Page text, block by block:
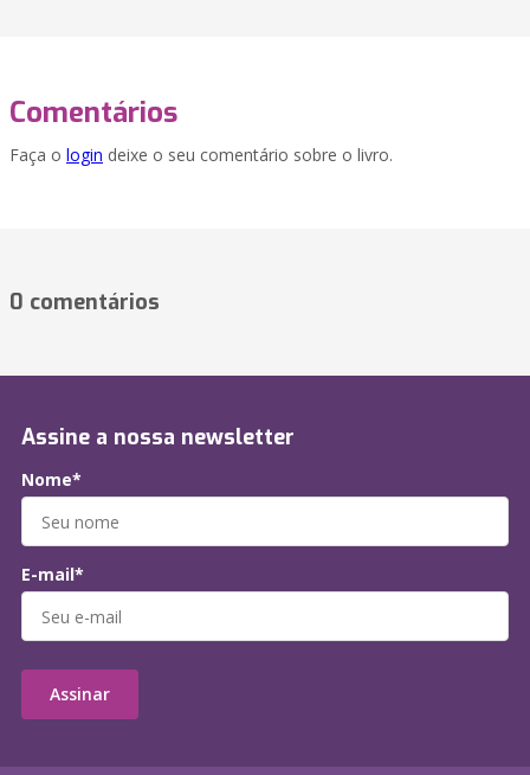
Comentários
Faça o login deixe o seu comentário sobre o livro.
0 comentários
Assine a nossa newsletter
Nome*
E-mail*
Assinar